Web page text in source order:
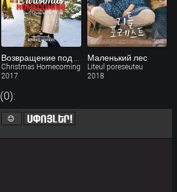
Christmas Homecoming
2017
Маленький лес
Liteul poreseuteu
2018
(0):